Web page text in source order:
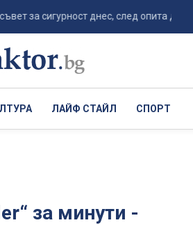
днес, след опита да бъде взри...
ЛАЙФ СТАЙЛ СПОРТ
за минути -